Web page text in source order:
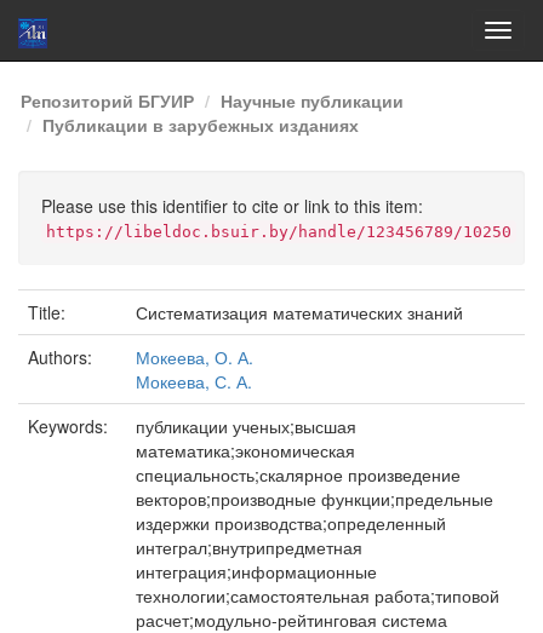
Skip
navigation
Репозиторий БГУИР
Научные публикации
Публикации в зарубежных изданиях
Please use this identifier to cite or link to this item:
https://libeldoc.bsuir.by/handle/123456789/10250
Title:
Систематизация математических знаний
Authors:
Мокеева, О. А.
Мокеева, С. А.
Keywords:
публикации ученых;высшая
математика;экономическая
специальность;скалярное произведение
векторов;производные функции;предельные
издержки производства;определенный
интеграл;внутрипредметная
интеграция;информационные
технологии;самостоятельная работа;типовой
расчет;модульно-рейтинговая система